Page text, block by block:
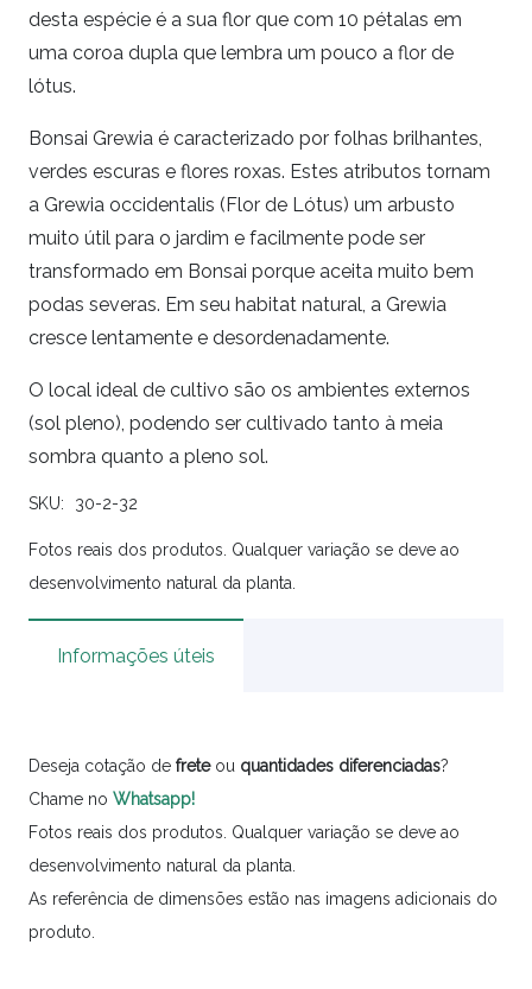
desta espécie é a sua flor que com 10 pétalas em
uma coroa dupla que lembra um pouco a flor de
lótus.
Bonsai Grewia é caracterizado por folhas brilhantes,
verdes escuras e flores roxas. Estes atributos tornam
a Grewia occidentalis (Flor de Lótus) um arbusto
muito útil para o jardim e facilmente pode ser
transformado em Bonsai porque aceita muito bem
podas severas. Em seu habitat natural, a Grewia
cresce lentamente e desordenadamente.
O local ideal de cultivo são os ambientes externos
(sol pleno), podendo ser cultivado tanto à meia
sombra quanto a pleno sol.
SKU: 30-2-32
Fotos reais dos produtos. Qualquer variação se deve ao
desenvolvimento natural da planta.
Informações úteis
Deseja cotação de freteou quantidades diferenciadas?
Chame no Whatsapp!
Fotos reais dos produtos. Qualquer variação se deve ao
desenvolvimento natural da planta.
As referência de dimensões estão nas imagens adicionais do
produto.